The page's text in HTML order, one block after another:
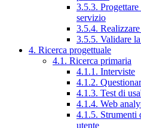
3.5.3.
servizio
3.5.4.
3.5.5. Validare
4. Ricerca progettuale
4.1. Ricerca primaria
4.1.1. Interviste
4.1.2.
4.1.3. Test di
4.1.4. Web
4.1.5. Strumenti
utente